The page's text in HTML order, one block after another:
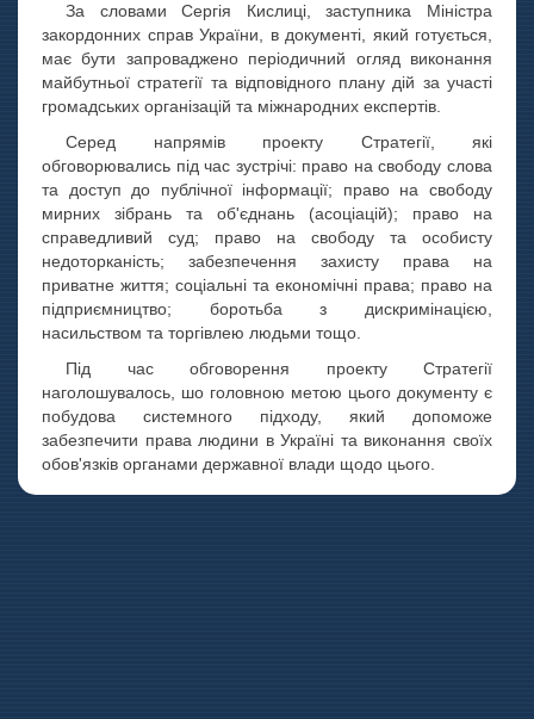
За словами Сергія Кислиці, заступника Міністра
закордонних справ України, в документі, який готується,
має бути запроваджено періодичний огляд виконання
майбутньої стратегії та відповідного плану дій за участі
громадських організацій та міжнародних експертів.
Серед напрямів проекту Стратегії, які
обговорювались під час зустрічі: право на свободу слова
та доступ до публічної інформації; право на свободу
мирних зібрань та об'єднань (асоціацій); право на
справедливий суд; право на свободу та особисту
недоторканість; забезпечення захисту права на
приватне життя; соціальні та економічні права; право на
підприємництво; боротьба з дискримінацією,
насильством та торгівлею людьми тощо.
Під час обговорення проекту Стратегії
наголошувалось, шо головною метою цього документу є
побудова системного підходу, який допоможе
забезпечити права людини в Україні та виконання своїх
обов'язків органами державної влади щодо цього.